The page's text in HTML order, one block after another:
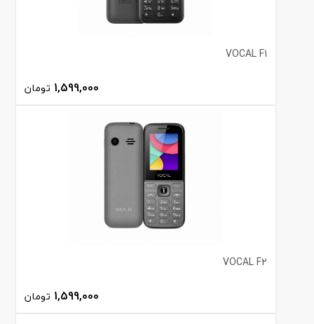
VOCAL F1
1,599,000 تومان
VOCAL F2
1,599,000 تومان